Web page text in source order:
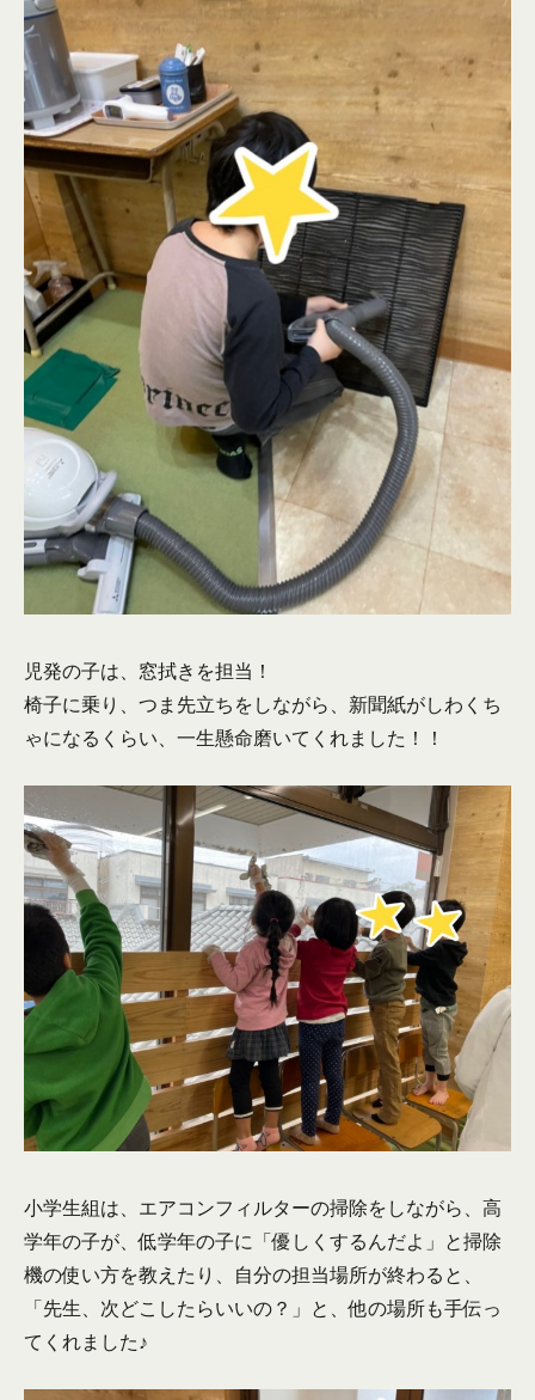
児発の子は、窓拭きを担当！
椅子に乗り、つま先立ちをしながら、新聞紙がしわくち
ゃになるくらい、一生懸命磨いてくれました！！
小学生組は、エアコンフィルターの掃除をしながら、高
学年の子が、低学年の子に「優しくするんだよ」と掃除
機の使い方を教えたり、自分の担当場所が終わると、
「先生、次どこしたらいいの？」と、他の場所も手伝っ
てくれました♪